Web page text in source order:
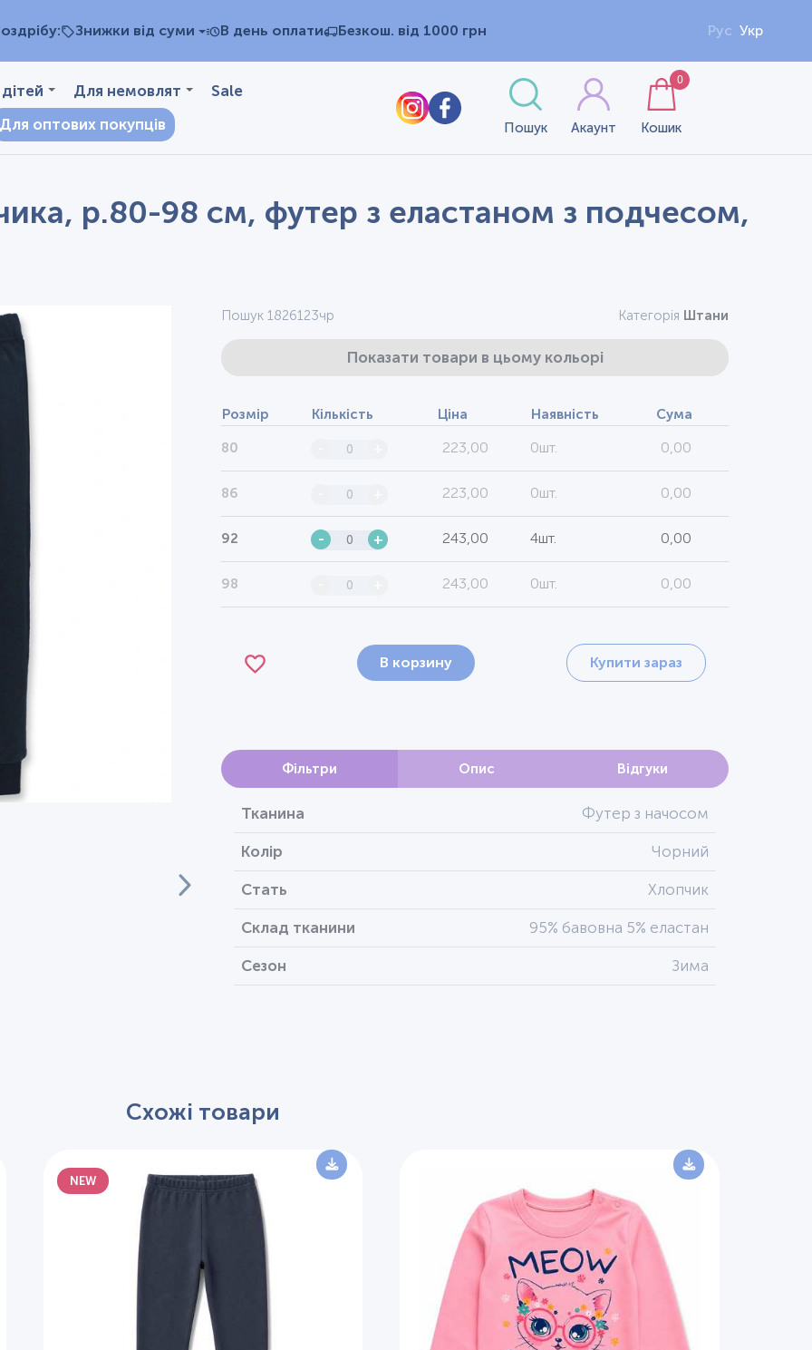
Знижки від суми В день оплати Безкош. від 1000 грн Рус Укр
Для немовлят
Sale
оптових покупців
Пошук Акаунт Кошик
0
р.80-98 см, футер з еластаном з подчесом,
Пошук 1826123чр Категорія Штани
Показати товари в цьому кольорі
Розмір Кількість Ціна Наявність Сума
80 223,00 0шт. 0,00
86 223,00 0шт. 0,00
92 - + 243,00 4шт. 0,00
98 243,00 0шт. 0,00
В корзину Купити зараз
Фільтри Опис Відгуки
Тканина Футер з начосом
Колір Чорний
Стать Хлопчик
Склад тканини 95% бавовна 5% еластан
Сезон Зима
Схожі товари
NEW